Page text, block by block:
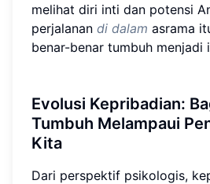
melihat diri inti dan potensi
perjalanan di dalam asrama
benar-benar tumbuh menjadi
Evolusi Kepribadian:
Tumbuh Melampaui
Kita
Dari perspektif psikologis,